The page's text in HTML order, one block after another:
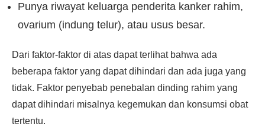
Punya riwayat keluarga penderita kanker rahim,
ovarium (indung telur), atau usus besar.
Dari faktor-faktor di atas dapat terlihat bahwa ada
beberapa faktor yang dapat dihindari dan ada juga yang
tidak. Faktor penyebab penebalan dinding rahim yang
dapat dihindari misalnya kegemukan dan konsumsi obat
tertentu.